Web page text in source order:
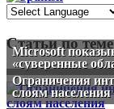
Статьи по
Microsoft
«суверенные
Ограничения
слоям населения